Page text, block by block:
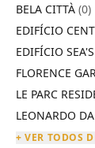
BELA CITTÀ (0)
EDIFÍCIO
EDIFÍCIO
FLORENCE
LE PARC
LEONARDO
+ VER TODOS